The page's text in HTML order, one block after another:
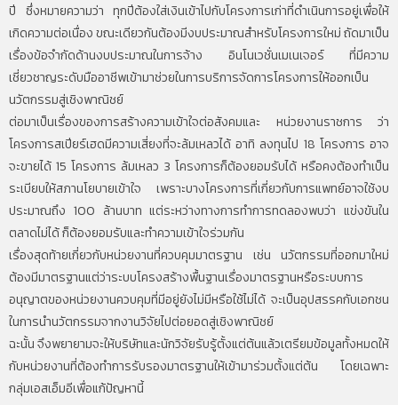
ปี ซึ่งหมายความว่า ทุกปีต้องใส่เงินเข้าไปกับโครงการเก่าที่ดำเนินการอยู่เพื่อให้
เกิดความต่อเนื่อง ขณะเดียวกันต้องมีงบประมาณสำหรับโครงการใหม่ ถัดมาเป็น
เรื่องข้อจำกัดด้านงบประมาณในการจ้าง อินโนเวชั่นเมเนเจอร์ ที่มีความ
เชี่ยวชาญระดับมืออาชีพเข้ามาช่วยในการบริการจัดการโครงการให้ออกเป็น
นวัตกรรมสู่เชิงพาณิชย์
ต่อมาเป็นเรื่องของการสร้างความเข้าใจต่อสังคมและ หน่วยงานราชการ ว่า
โครงการสเปียร์เฮดมีความเสี่ยงที่จะล้มเหลวได้ อาทิ ลงทุนไป 18 โครงการ อาจ
จะขายได้ 15 โครงการ ล้มเหลว 3 โครงการก็ต้องยอมรับได้ หรือคงต้องทำเป็น
ระเบียบให้สภานโยบายเข้าใจ เพราะบางโครงการที่เกี่ยวกับการแพทย์อาจใช้งบ
ประมาณถึง 100 ล้านบาท แต่ระหว่างทางการทำการทดลองพบว่า แข่งขันใน
ตลาดไม่ได้ ก็ต้องยอมรับและทำความเข้าใจร่วมกัน
เรื่องสุดท้ายเกี่ยวกับหน่วยงานที่ควบคุมมาตรฐาน เช่น นวัตกรรมที่ออกมาใหม่
ต้องมีมาตรฐานแต่ว่าระบบโครงสร้างพื้นฐานเรื่องมาตรฐานหรือระบบการ
อนุญาตของหน่วยงานควบคุมที่มีอยู่ยังไม่มีหรือใช้ไม่ได้ จะเป็นอุปสรรคกับเอกชน
ในการนำนวัตกรรมจากงานวิจัยไปต่อยอดสู่เชิงพาณิชย์
ฉะนั้น จึงพยายามจะให้บริษัทและนักวิจัยรับรู้ตั้งแต่ต้นแล้วเตรียมข้อมูลทั้งหมดให้
กับหน่วยงานที่ต้องทำการรับรองมาตรฐานให้เข้ามาร่วมตั้งแต่ต้น โดยเฉพาะ
กลุ่มเอสเอ็มอีเพื่อแก้ปัญหานี้